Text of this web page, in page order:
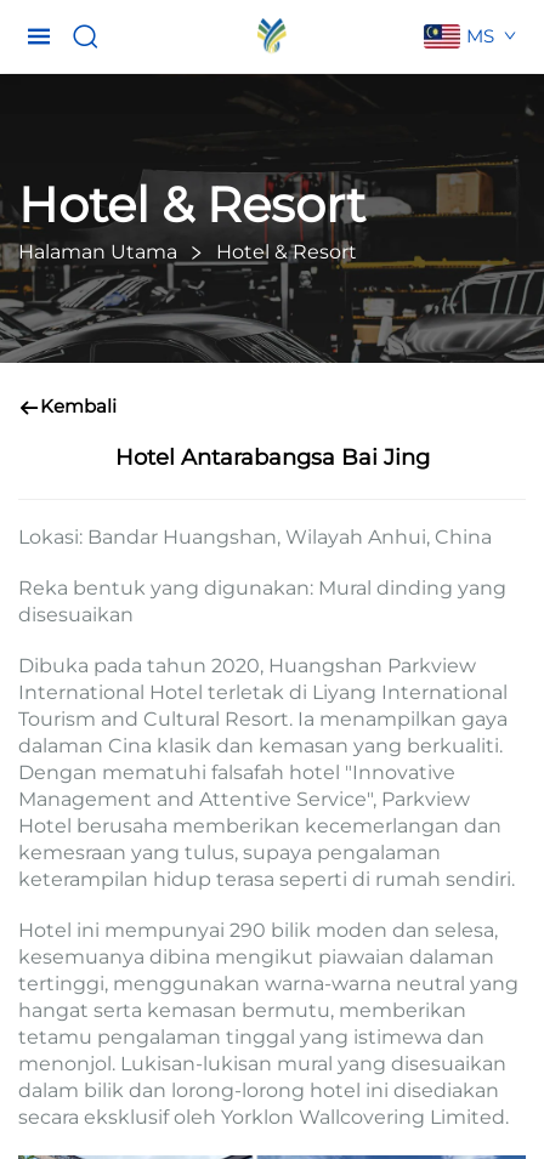
MS
Hotel & Resort
Halaman Utama Hotel & Resort
Kembali
Hotel Antarabangsa Bai Jing
Lokasi: Bandar Huangshan, Wilayah Anhui, China
Reka bentuk yang digunakan: Mural dinding yang
disesuaikan
Dibuka pada tahun 2020, Huangshan Parkview
International Hotel terletak di Liyang International
Tourism and Cultural Resort. Ia menampilkan gaya
dalaman Cina klasik dan kemasan yang berkualiti.
Dengan mematuhi falsafah hotel "Innovative
Management and Attentive Service", Parkview
Hotel berusaha memberikan kecemerlangan dan
kemesraan yang tulus, supaya pengalaman
keterampilan hidup terasa seperti di rumah sendiri.
Hotel ini mempunyai 290 bilik moden dan selesa,
kesemuanya dibina mengikut piawaian dalaman
tertinggi, menggunakan warna-warna neutral yang
hangat serta kemasan bermutu, memberikan
tetamu pengalaman tinggal yang istimewa dan
menonjol. Lukisan-lukisan mural yang disesuaikan
dalam bilik dan lorong-lorong hotel ini disediakan
secara eksklusif oleh Yorklon Wallcovering Limited.